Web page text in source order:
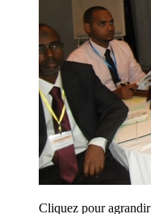
Cliquez pour agrandir